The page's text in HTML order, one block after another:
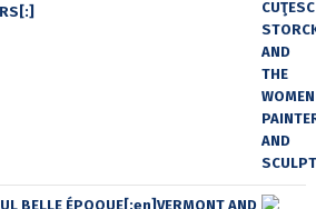
BELLE ÉPOQUE[:en]VERMONT AND